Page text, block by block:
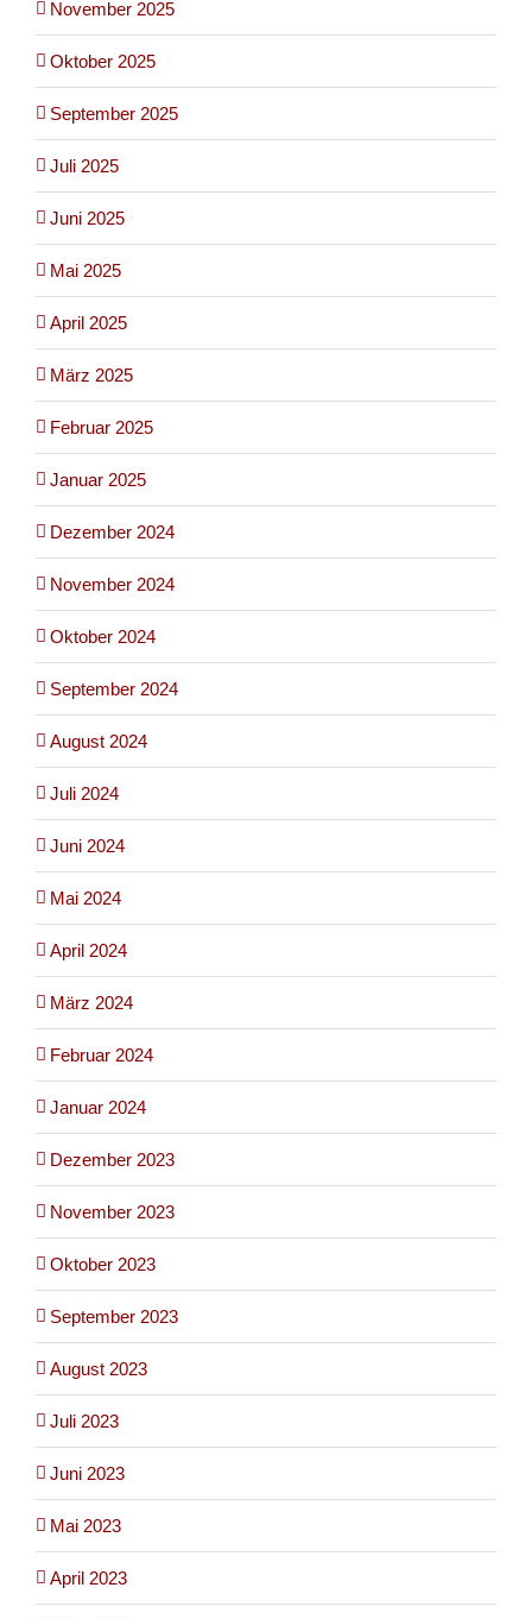
November 2025
Oktober 2025
September 2025
Juli 2025
Juni 2025
Mai 2025
April 2025
März 2025
Februar 2025
Januar 2025
Dezember 2024
November 2024
Oktober 2024
September 2024
August 2024
Juli 2024
Juni 2024
Mai 2024
April 2024
März 2024
Februar 2024
Januar 2024
Dezember 2023
November 2023
Oktober 2023
September 2023
August 2023
Juli 2023
Juni 2023
Mai 2023
April 2023